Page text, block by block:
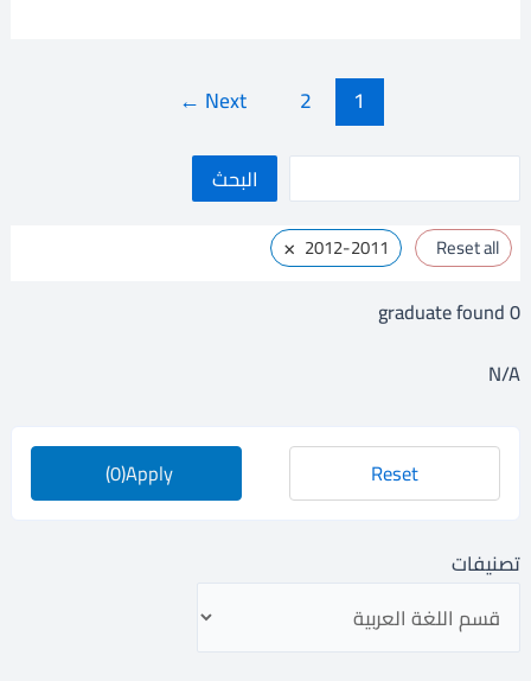
ل
ث
البحث
Reset all
2012-2011
×
0
graduate found
N/A
Apply
(0) Reset
تصنيفات
1
2
Next
←